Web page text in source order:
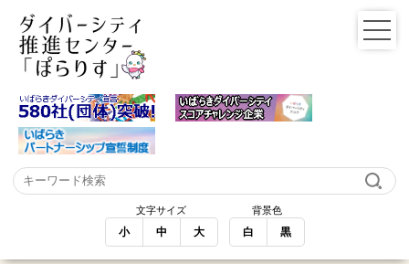
文字サイズ
小 中 大
背景色
白 黒